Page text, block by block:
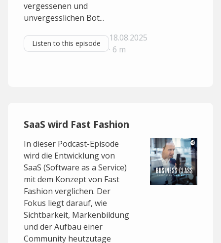
vergessenen und
unvergesslichen Bot...
Listen to this episode
18.08.2025
· 6 m
SaaS wird Fast Fashion
In dieser Podcast-Episode
wird die Entwicklung von
SaaS (Software as a Service)
mit dem Konzept von Fast
Fashion verglichen. Der
Fokus liegt darauf, wie
Sichtbarkeit, Markenbildung
und der Aufbau einer
Community heutzutage